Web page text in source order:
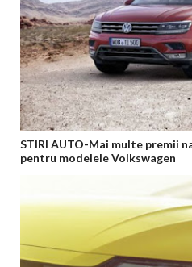
STIRI AUTO-Mai multe premii
pentru modelele Volkswagen